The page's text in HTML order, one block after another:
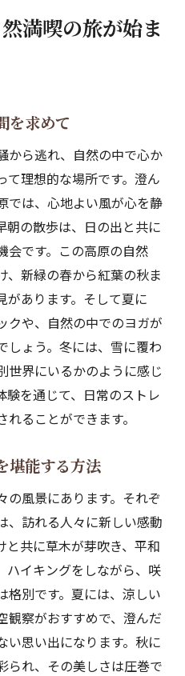
由とは？
に四季の美を楽しむ菅平
散策の魅力
ベンチャーを体験
に過ごす贅沢
ための必須アイテム
グで心身をリフレッシ
おすすめコース
らのハイキング
逃さないために
ラックスタイム
観察のポイント
アウトドア体験のため
雪と戯れる冒険
けのスキーコース紹介
過ごし方
と準備
アクティビティ
リラックスする方法
ベント情報
たらす癒しの時間
満喫の旅が始ま
を求めて
から逃れ、自然の中で心か
て理想的な場所です。澄ん
では、心地よい風が心を静
朝の散歩は、日の出と共に
会です。この高原の自然
、新緑の春から紅葉の秋ま
があります。そして夏に
クや、自然の中でのヨガが
しょう。冬には、雪に覆わ
世界にいるかのように感じ
験を通じて、日常のストレ
ることができます。
堪能する方法
の風景にあります。それぞ
、訪れる人々に新しい感動
と共に草木が芽吹き、平和
ハイキングをしながら、咲
格別です。夏には、涼しい
観察がおすすめで、澄んだ
い思い出になります。秋に
られ、その美しさは圧巻で